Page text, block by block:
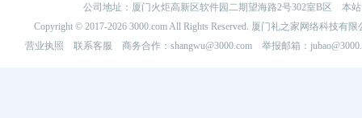
公司地址：厦门火炬高新区软件园二期望海路2号302室B区 本
Copyright © 2017-2026 3000.com All Rights Reserved. 厦门礼之家网络科技
营业执照
联系客服 商务合作：shangwu@3000.com 举报邮箱：